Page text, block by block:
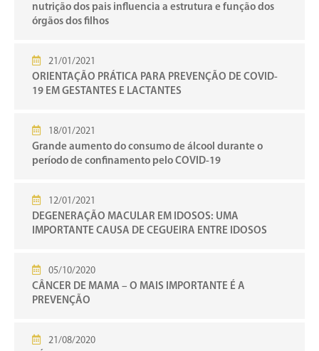
nutrição dos pais influencia a estrutura e função dos
órgãos dos filhos
21/01/2021
ORIENTAÇÃO PRÁTICA PARA PREVENÇÃO DE COVID-
19 EM GESTANTES E LACTANTES
18/01/2021
Grande aumento do consumo de álcool durante o
período de confinamento pelo COVID-19
12/01/2021
DEGENERAÇÃO MACULAR EM IDOSOS: UMA
IMPORTANTE CAUSA DE CEGUEIRA ENTRE IDOSOS
05/10/2020
CÂNCER DE MAMA – O MAIS IMPORTANTE É A
PREVENÇÃO
21/08/2020